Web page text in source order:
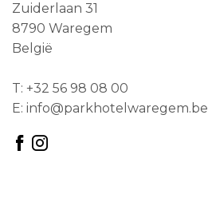
Zuiderlaan 31
8790 Waregem
België
T: +32 56 98 08 00
E: info@parkhotelwaregem.be